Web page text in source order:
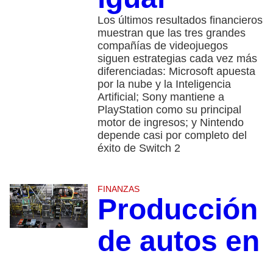
Los últimos resultados financieros
muestran que las tres grandes
compañías de videojuegos
siguen estrategias cada vez más
diferenciadas: Microsoft apuesta
por la nube y la Inteligencia
Artificial; Sony mantiene a
PlayStation como su principal
motor de ingresos; y Nintendo
depende casi por completo del
éxito de Switch 2
FINANZAS
Producción
de autos en